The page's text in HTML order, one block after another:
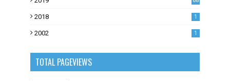
2018 1
2002 1
TOTAL PAGEVIEWS